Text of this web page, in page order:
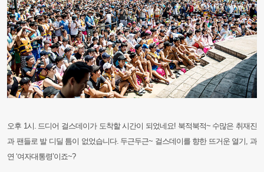
오후 1시. 드디어 걸스데이가 도착할 시간이 되었네요! 북적북적~ 수많은 취재진
과 팬들로 발 디딜 틈이 없었습니다. 두근두근~ 걸스데이를 향한 뜨거운 열기, 과
연 ‘여자대통령’이죠~?